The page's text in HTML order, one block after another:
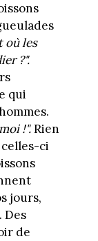
où les
?".
qui
!".Rien
ci
jours,
de